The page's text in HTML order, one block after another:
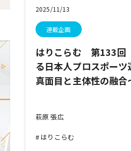
2025/11/13
連載企画
はりこらむ 第133回
る日本人プロスポーツ
真面目と主体性の融合
萩原 張広
はりこらむ